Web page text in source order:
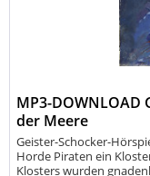
MP3-DOWNLOAD
der Meere
Geister-Schocker-
Horde Piraten ein
Klosters wurden